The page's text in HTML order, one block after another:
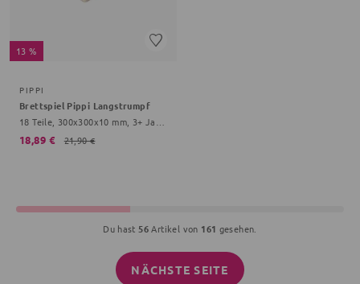
13 %
PIPPI
Brettspiel Pippi Langstrumpf
18,89 € 21,90 €
Du hast 56Artikel von 161 gesehen.
NÄCHSTE SEITE